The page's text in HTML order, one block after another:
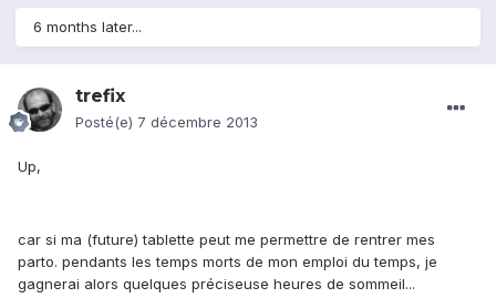
6 months later...
trefix
Posté(e) 7 décembre 2013
Up,
car si ma (future) tablette peut me permettre de rentrer mes
parto. pendants les temps morts de mon emploi du temps, je
gagnerai alors quelques préciseuse heures de sommeil...